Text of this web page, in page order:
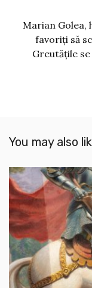
Marian Golea,
favoriți să
Greutățile
You may also